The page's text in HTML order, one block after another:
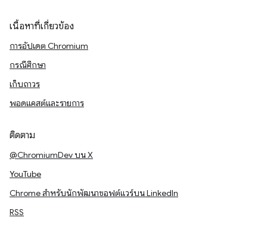
เนื้อหาที่เกี่ยวข้อง
การอัปเดต Chromium
กรณีศึกษา
เก็บถาวร
พอดแคสต์และรายการ
ติดตาม
@ChromiumDev บน X
YouTube
Chrome สำหรับนักพัฒนาซอฟต์แวร์บน LinkedIn
RSS